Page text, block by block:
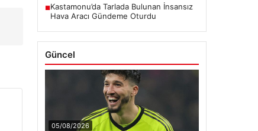
■Kastamonu’da Tarlada Bulunan İnsansız
Hava Aracı Gündeme Oturdu
Güncel
05/08/2026